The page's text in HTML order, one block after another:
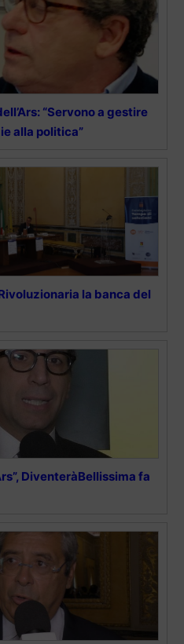
“Servono a gestire
alla politica”
la banca del
DiventeràBellissima fa